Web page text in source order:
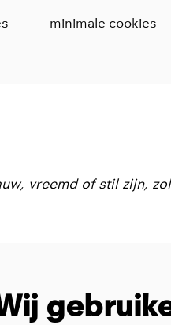
minimale cookies
vreemd of stil zijn,